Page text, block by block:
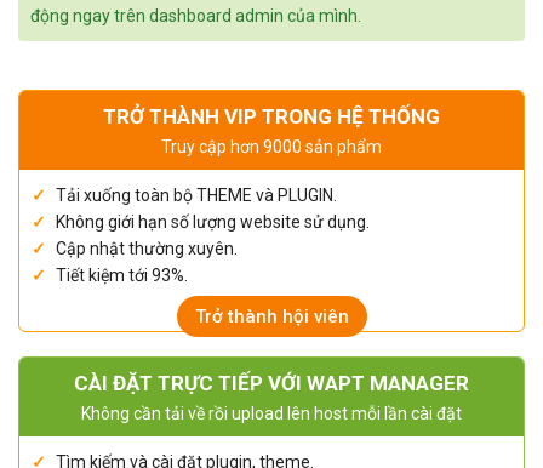
động ngay trên dashboard admin của mình.
TRỞ THÀNH VIP TRONG HỆ THỐNG
Truy cập hơn 9000 sản phẩm
Tải xuống toàn bộ THEME và PLUGIN.
Không giới hạn số lượng website sử dụng.
Cập nhật thường xuyên.
Tiết kiệm tới 93%.
Trở thành hội viên
CÀI ĐẶT TRỰC TIẾP VỚI WAPT MANAGER
Không cần tải về rồi upload lên host mỗi lần cài đặt
Tìm kiếm và cài đặt plugin, theme.